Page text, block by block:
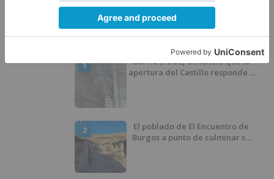
LO + VISTO
1
Barrio (PSOE) denuncia que la
apertura del Castillo responde a
2
El poblado de El Encuentro de
Burgos a punto de culminar su